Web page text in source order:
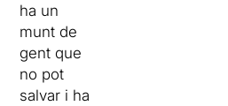
ha un
munt de
gent que
no pot
salvar i ha